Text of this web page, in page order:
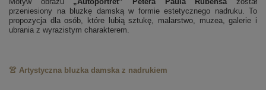
przeniesiony na bluzkę damską w formie estetycznego nadruku. To
propozycja dla osób, które lubią sztukę, malarstwo, muzea, galerie i
ubrania z wyrazistym charakterem.
👚 Artystyczna bluzka damska z nadrukiem